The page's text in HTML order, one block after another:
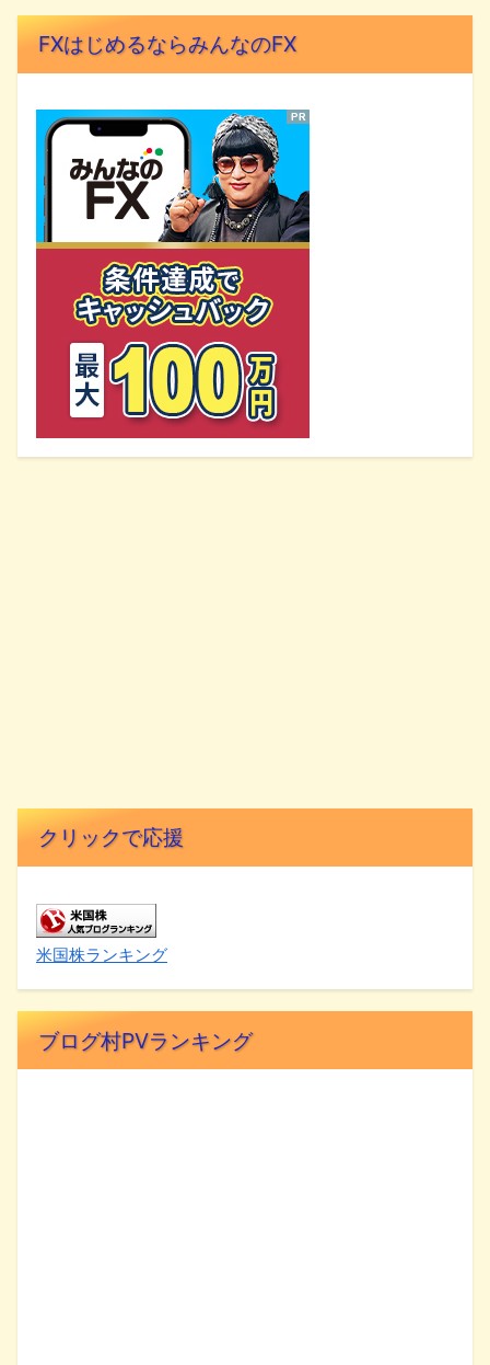
FXはじめるならみんなのFX
クリックで応援
米国株ランキング
ブログ村PVランキング